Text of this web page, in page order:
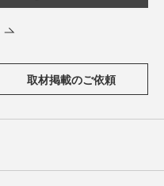
取材掲載のご依頼